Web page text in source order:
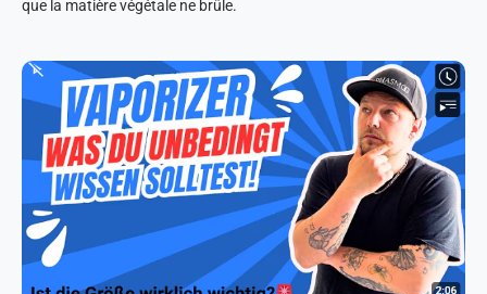
que la matière végétale ne brûle.